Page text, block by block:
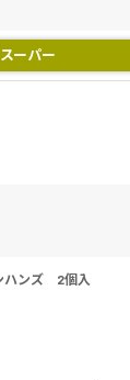
ーパー
ハンズ 2個入